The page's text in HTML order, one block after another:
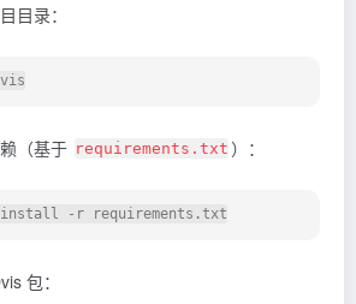
目录：
（基于 requirements.txt ）：
包：